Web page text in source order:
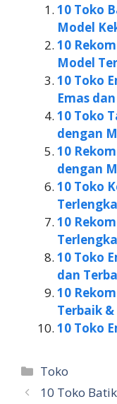
10 Toko
Model
10
Model
10 Toko
Emas
10 Toko
dengan
10
dengan
10 Toko
10
10 Toko
dan
10
Terbaik
10 Toko
Kategori
Toko
10 Toko